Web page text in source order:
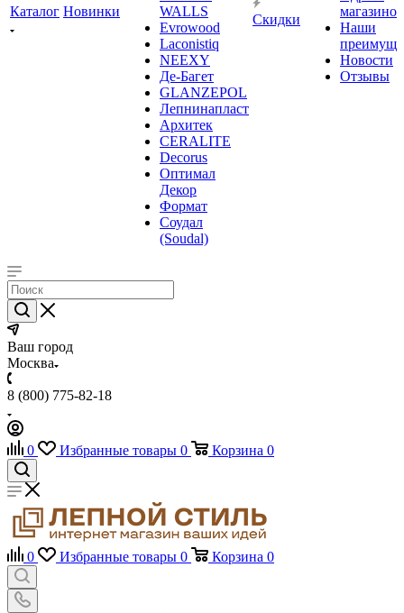
Каталог Новинки
WALLS
Evrowood
Laconistiq
NEEXY
Де-Багет
GLANZEPOL
Лепнинапласт
Архитек
CERALITE
Decorus
Оптимал
Декор
Формат
Соудал
(Soudal)
Скидки
магазинов
Наши
Новости
Отзывы
Ваш город
Москва
8 (800) 775-82-18
0 Избранные товары 0 Корзина 0
0 Избранные товары 0 Корзина 0